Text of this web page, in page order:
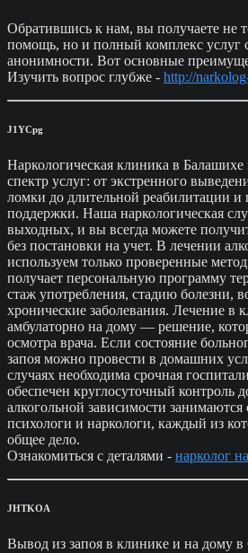
Обратившись к нам, вы получаете не
помощь, но и полный комплекс услуг
анонимности. Вот основные
Изучить вопрос глубже - http://
J1YCpg
Наркологическая клиника в Балашихе
спектр услуг: от экстренного
ломки до длительной реабилитации и
поддержки. Наша наркологическая
выходных, и вы всегда можете
без постановки на учет. В лечении
используем только проверенные
получает персональную программу
стаж употребления, стадию болезни,
хронические заболевания. Лечение в
амбулаторно на дому — решение,
осмотра врача. Если состояние
запоя можно провести в домашних
случаях необходима срочная
обеспечен круглосуточный контроль
алкогольной зависимости
психологи и наркологи, каждый из
общее дело.
Ознакомиться с деталями - нарколог
JHTKOA
Вывод из запоя в клинике и на дому